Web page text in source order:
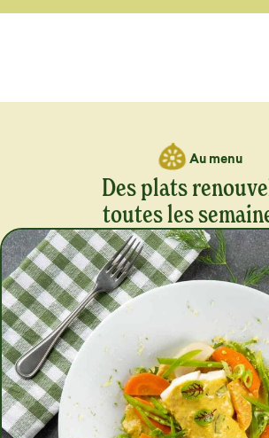
Au menu
Des plats
toutes les